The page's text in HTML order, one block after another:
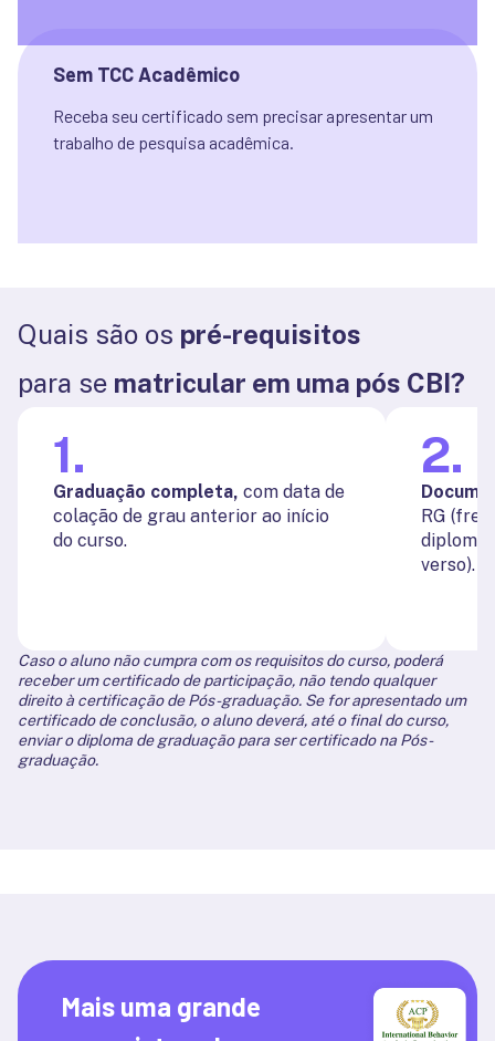
Sem TCC Acadêmico
Receba seu certificado sem precisar apresentar um
trabalho de pesquisa acadêmica.
Quais são os pré-requisitos
para se matricular em uma pós CBI?
1.
Graduação completa, com data de
colação de grau anterior ao início
do curso.
2.
RG
diploma
verso).
Caso o aluno não cumpra com os requisitos do curso, poderá
receber um certificado de participação, não tendo qualquer
direito à certificação de Pós-graduação. Se for apresentado um
certificado de conclusão, o aluno deverá, até o final do curso,
enviar o diploma de graduação para ser certificado na Pós-
graduação.
Mais uma grande